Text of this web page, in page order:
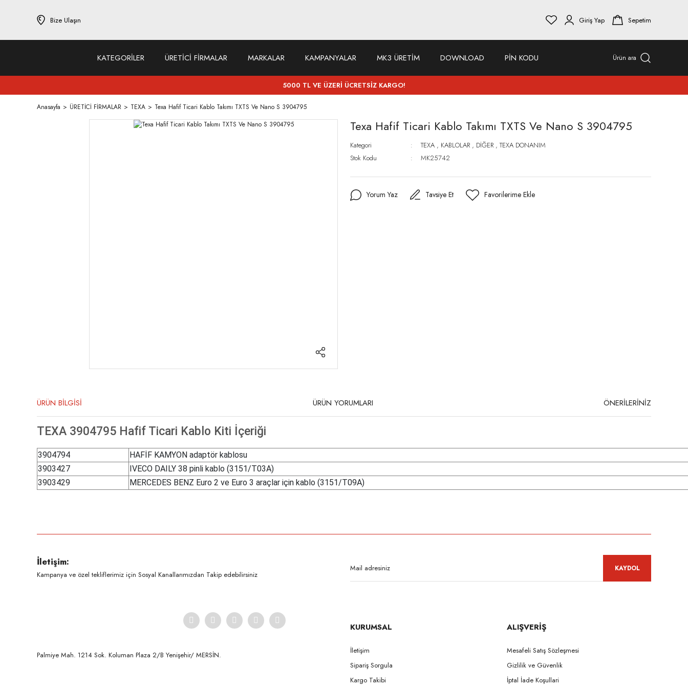
Bize Ulaşın Giriş Yap Sepetim
KATEGORİLER ÜRETİCİ FİRMALAR MARKALAR KAMPANYALAR MK3 ÜRETİM DOWNLOAD PİN KODU Ürün ara
5000 TL VE ÜZERİ ÜCRETSİZ KARGO!
Anasayfa ÜRETİCİ FİRMALAR TEXA Texa Hafif Ticari Kablo Takımı TXTS Ve Nano S 3904795
Texa Hafif Ticari Kablo Takımı TXTS Ve Nano S 3904795
Kategori TEXA , KABLOLAR , DİĞER ,TEXA DONANIM
Stok Kodu
MK25742
Yorum Yaz Tavsiye Et
ÜRÜN BİLGİSİ ÜRÜN YORUMLARI ÖNERİLERİNİZ
TEXA 3904795 Hafif Ticari Kablo Kiti İçeriği
3904794
HAFİF KAMYON adaptör kablosu
3903427
IVECO DAILY 38 pinli kablo (3151/T03A)
3903429
MERCEDES BENZ Euro 2 ve Euro 3 araçlar için kablo (3151/T09A)
Ürün açıklamasında eksik bilgiler bulunuyor.
Ürün bilgilerinde hatalar bulunuyor.
İletişim:
Kampanya ve özel tekliflerimiz için Sosyal Kanallarımızdan Takip edebilirsiniz
KAYDOL
Palmiye Mah. 1214 Sok. Koluman Plaza 2/B Yenişehir/ MERSİN.ㅤㅤㅤㅤㅤㅤㅤㅤㅤㅤㅤㅤㅤㅤㅤㅤㅤㅤㅤㅤㅤㅤㅤㅤㅤㅤㅤㅤㅤㅤㅤㅤㅤㅤㅤ ㅤㅤㅤㅤㅤㅤㅤㅤㅤㅤ
KURUMSAL
İletişim
Sipariş Sorgula
Kargo Takibi
ALIŞVERİŞ
Mesafeli Satış Sözleşmesi
Gizlilik ve Güvenlik
İptal İade Koşullari